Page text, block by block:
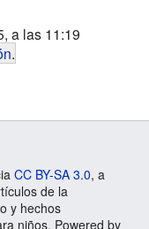
a las 11:19
.
CC BY-SA 3.0, a
de la
y hechos
niños. Powered by